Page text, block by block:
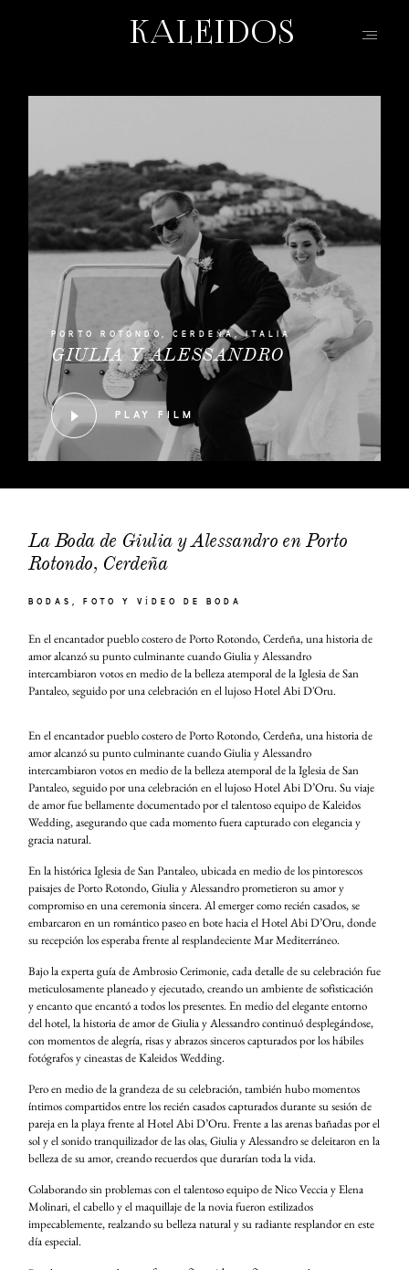
KALEIDOS
PORTO ROTONDO, CERDEÑA, ITALIA
GIULIA Y ALESSANDRO
PLAY FILM
La Boda de Giulia y Alessandro en Porto
Rotondo, Cerdeña
BODAS FOTO Y VÍDEO DE BODA
En el encantador pueblo costero de Porto Rotondo, Cerdeña, una historia de
amor alcanzó su punto culminante cuando Giulia y Alessandro
intercambiaron votos en medio de la belleza atemporal de la Iglesia de San
Pantaleo, seguido por una celebración en el lujoso Hotel Abi D'Oru.
En el encantador pueblo costero de Porto Rotondo, Cerdeña, una historia de
amor alcanzó su punto culminante cuando Giulia y Alessandro
intercambiaron votos en medio de la belleza atemporal de la Iglesia de San
Pantaleo, seguido por una celebración en el lujoso Hotel Abi D’Oru. Su viaje
de amor fue bellamente documentado por el talentoso equipo de Kaleidos
Wedding, asegurando que cada momento fuera capturado con elegancia y
gracia natural.
En la histórica Iglesia de San Pantaleo, ubicada en medio de los pintorescos
paisajes de Porto Rotondo, Giulia y Alessandro prometieron su amor y
compromiso en una ceremonia sincera. Al emerger como recién casados, se
embarcaron en un romántico paseo en bote hacia el Hotel Abi D’Oru, donde
su recepción los esperaba frente al resplandeciente Mar Mediterráneo.
Bajo la experta guía de Ambrosio Cerimonie, cada detalle de su celebración fue
meticulosamente planeado y ejecutado, creando un ambiente de sofisticación
y encanto que encantó a todos los presentes. En medio del elegante entorno
del hotel, la historia de amor de Giulia y Alessandro continuó desplegándose,
con momentos de alegría, risas y abrazos sinceros capturados por los hábiles
fotógrafos y cineastas de Kaleidos Wedding.
Pero en medio de la grandeza de su celebración, también hubo momentos
íntimos compartidos entre los recién casados capturados durante su sesión de
pareja en la playa frente al Hotel Abi D’Oru. Frente a las arenas bañadas por el
sol y el sonido tranquilizador de las olas, Giulia y Alessandro se deleitaron en la
belleza de su amor, creando recuerdos que durarían toda la vida.
Colaborando sin problemas con el talentoso equipo de Nico Veccia y Elena
Molinari, el cabello y el maquillaje de la novia fueron estilizados
impecablemente, realzando su belleza natural y su radiante resplandor en este
día especial.
KALEIDOS
VÍDEOS
QUIEN SOY
INFO, P&R
BLOG | HISTORIAS
EVENTOS | MODA
CONTACTO